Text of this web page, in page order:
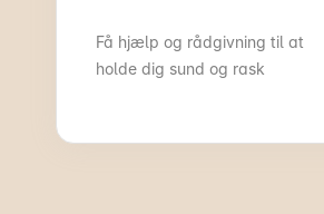
Få hjælp og rådgivning til at
holde dig sund og rask